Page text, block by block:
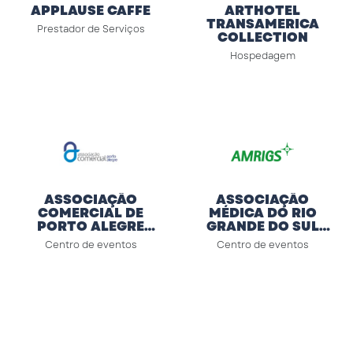
APPLAUSE CAFFE
Prestador de Serviços
ARTHOTEL
TRANSAMERICA
COLLECTION
Hospedagem
ASSOCIAÇÃO
COMERCIAL DE
PORTO ALEGRE
(ACPA)
Centro de eventos
ASSOCIAÇÃO
MÉDICA DO RIO
GRANDE DO SUL
(AMRIGS)
Centro de eventos